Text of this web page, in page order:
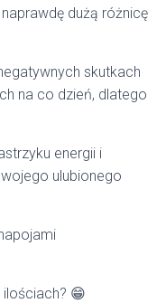
dużą różnicę
skutkach
na co dzień, dlatego
energii i
ulubionego
😁